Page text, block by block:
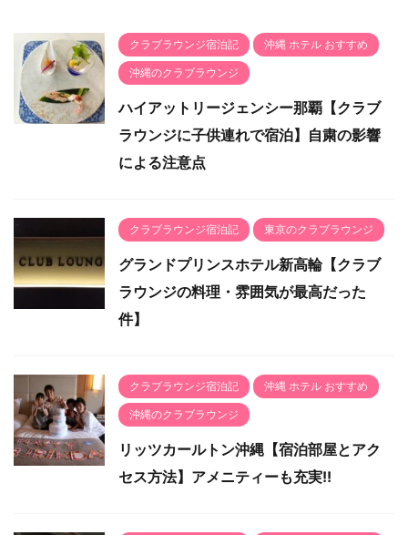
クラブラウンジ宿泊記 沖縄 ホテル おすすめ
沖縄のクラブラウンジ
ハイアットリージェンシー那覇【クラブ
ラウンジに子供連れで宿泊】自粛の影響
による注意点
クラブラウンジ宿泊記 東京のクラブラウンジ
グランドプリンスホテル新高輪【クラブ
ラウンジの料理・雰囲気が最高だった
件】
クラブラウンジ宿泊記 沖縄 ホテル おすすめ
沖縄のクラブラウンジ
リッツカールトン沖縄【宿泊部屋とアク
セス方法】アメニティーも充実!!